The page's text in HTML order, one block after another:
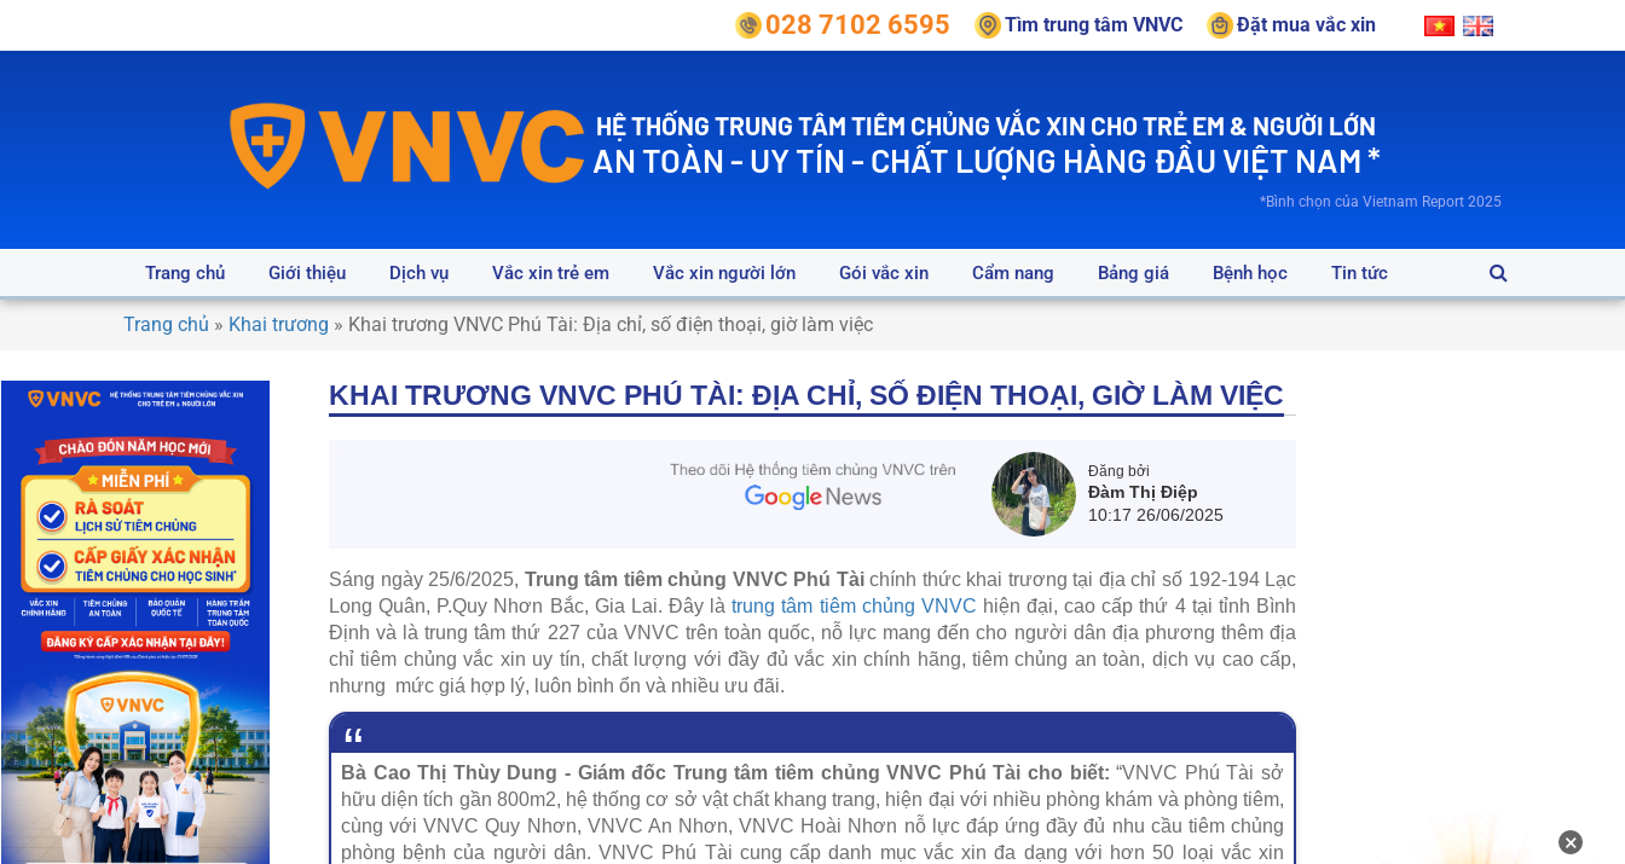
028 7102 6595 Tìm trung tâm VNVC Đặt mua vắc xin
HỆ THỐNG TRUNG TÂM TIÊM CHỦNG VẮC XIN CHO TRẺ EM & NGƯỜI LỚN
AN TOÀN - UY TÍN - CHẤT LƯỢNG HÀNG ĐẦU VIỆT NAM *
*Bình chọn của Vietnam Report 2025
Trang chủ Giới thiệu Dịch vụ Vắc xin trẻ em Vắc xin người lớn Gói vắc xin Cẩm nang Bảng giá Bệnh học Tin tức
Trang chủ » Khai trương » Khai trương VNVC Phú Tài: Địa chỉ, số điện thoại, giờ làm việc
KHAI TRƯƠNG VNVC PHÚ TÀI: ĐỊA CHỈ, SỐ ĐIỆN THOẠI, GIỜ LÀM VIỆC
Đăng bởi
Đàm Thị Điệp
10:17 26/06/2025
Sáng ngày 25/6/2025, Trung tâm tiêm chủng VNVC Phú Tàichính thức khai trương tại địa chỉ số 192-194 Lạc
Long Quân, P.Quy Nhơn Bắc, Gia Lai. Đây làtrung tâm tiêm chủng VNVC hiện đại, cao cấp thứ 4 tại tỉnh Bình
Định và là trung tâm thứ 227 của VNVC trên toàn quốc, nỗ lực mang đến cho người dân địa phương thêm địa
chỉ tiêm chủng vắc xin uy tín, chất lượng với đầy đủ vắc xin chính hãng, tiêm chủng an toàn, dịch vụ cao cấp,
nhưng mức giá hợp lý, luôn bình ổn và nhiều ưu đãi.
Bà Cao Thị Thùy Dung - Giám đốc Trung tâm tiêm chủng VNVC Phú Tài cho biết: “VNVC Phú Tài sở
hữu diện tích gần 800m2, hệ thống cơ sở vật chất khang trang, hiện đại với nhiều phòng khám và phòng tiêm,
cùng với VNVC Quy Nhơn, VNVC An Nhơn, VNVC Hoài Nhơn nỗ lực đáp ứng đầy đủ nhu cầu tiêm chủng
phòng bệnh của người dân. VNVC Phú Tài cung cấp danh mục vắc xin đa dạng với hơn 50 loại vắc xin
×